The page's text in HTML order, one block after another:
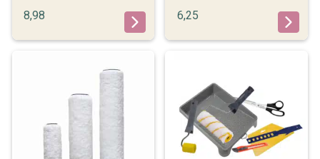
8,98 6,25